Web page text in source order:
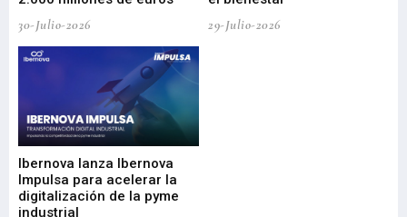
30-Julio-2026
29-Julio-2026
Ibernova lanza Ibernova
Impulsa para acelerar la
digitalización de la pyme
industrial